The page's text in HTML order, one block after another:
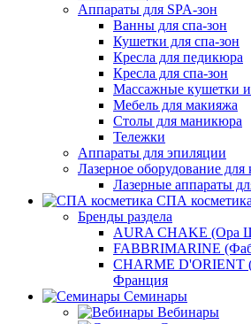
Аппараты для SPA-зон
Ванны для спа-зон
Кушетки для спа-зон
Кресла для педикюра
Кресла для спа-зон
Массажные кушетки
Мебель для макияжа
Столы для маникюра
Тележки
Аппараты для эпиляции
Лазерное оборудование для
Лазерные аппараты
СПА косметика
Бренды раздела
AURA CHAKE (Ора
FABBRIMARINE
CHARME
Франция
Семинары
Вебинары